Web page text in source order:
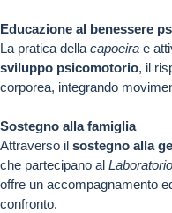
Educazione al benessere
La pratica della capoeira e
sviluppo psicomotorio, il
corporea, integrando
Sostegno alla famiglia
Attraverso il sostegno alla
che partecipano al
offre un accompagnamento
confronto.